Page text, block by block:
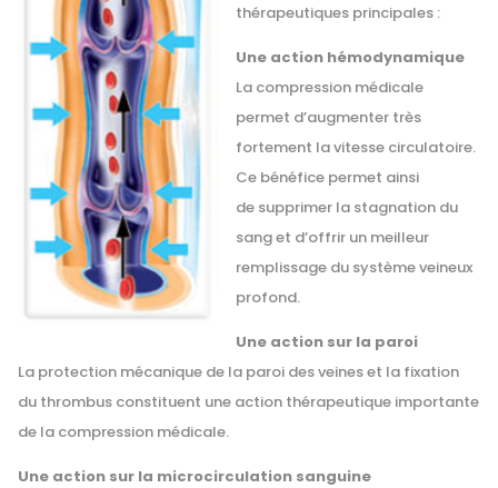
thérapeutiques principales :
Une action hémodynamique
La compression médicale
permet d’augmenter très
fortement la vitesse circulatoire.
Ce bénéfice permet ainsi
de supprimer la stagnation du
sang et d’offrir un meilleur
remplissage du système veineux
profond.
Une action sur la paroi
La protection mécanique de la paroi des veines et la fixation
du thrombus constituent une action thérapeutique importante
de la compression médicale.
Une action sur la microcirculation sanguine